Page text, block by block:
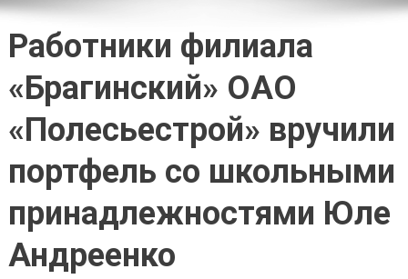
Работники филиала
«Брагинский» ОАО
«Полесьестрой» вручили
портфель со школьными
принадлежностями Юле
Андреенко